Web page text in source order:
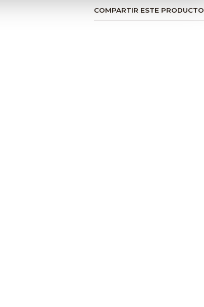
COMPARTIR ESTE PRODUCTO